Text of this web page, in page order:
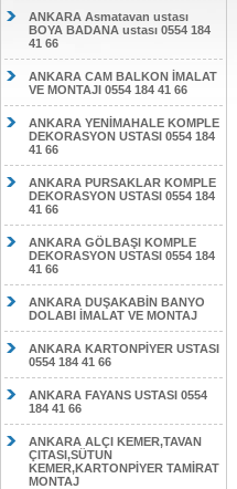
ANKARA Asmatavan ustası
BOYA BADANA ustası 0554 184
41 66
ANKARA CAM BALKON İMALAT
VE MONTAJI 0554 184 41 66
ANKARA YENİMAHALE KOMPLE
DEKORASYON USTASI 0554 184
41 66
ANKARA PURSAKLAR KOMPLE
DEKORASYON USTASI 0554 184
41 66
ANKARA GÖLBAŞI KOMPLE
DEKORASYON USTASI 0554 184
41 66
ANKARA DUŞAKABİN BANYO
DOLABI İMALAT VE MONTAJ
ANKARA KARTONPİYER USTASI
0554 184 41 66
ANKARA FAYANS USTASI 0554
184 41 66
ANKARA ALÇI KEMER,TAVAN
ÇITASI,SÜTUN
KEMER,KARTONPİYER TAMİRAT
MONTAJ